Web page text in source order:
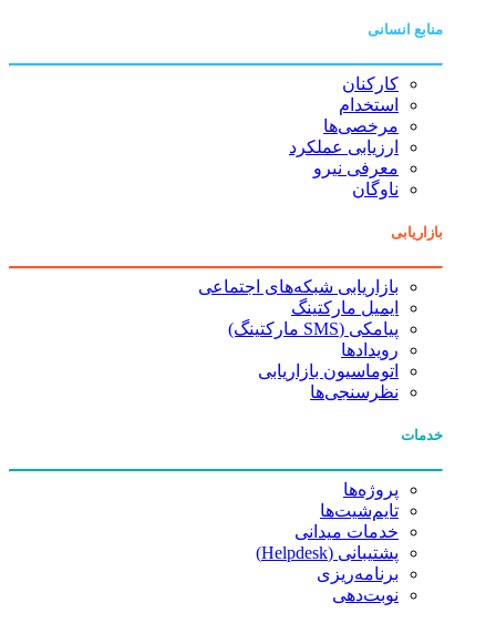
منابع انسانی
کارکنان
استخدام
مرخصی‌ها
ارزیابی عملکرد
معرفی نیرو
ناوگان
بازاریابی
بازاریابی شبکه‌های اجتماعی
ایمیل مارکتینگ
پیامکی (SMS مارکتینگ)
رویدادها
اتوماسیون بازاریابی
نظرسنجی‌ها
خدمات
پروژه‌ها
تایم‌شیت‌ها
خدمات میدانی
پشتیبانی (Helpdesk)
برنامه‌ریزی
نوبت‌دهی